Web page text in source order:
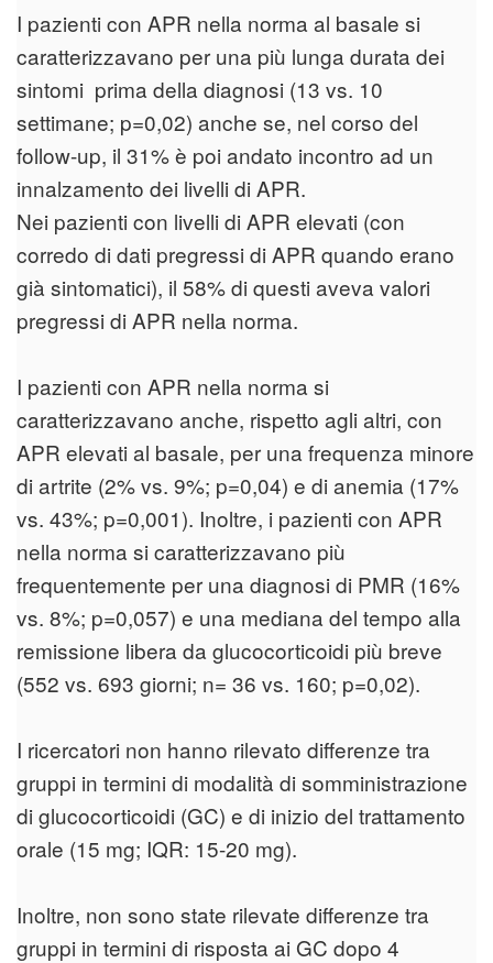
I pazienti con APR nella norma al basale si
caratterizzavano per una più lunga durata dei
sintomi prima della diagnosi (13 vs. 10
settimane; p=0,02) anche se, nel corso del
follow-up, il 31% è poi andato incontro ad un
innalzamento dei livelli di APR.
Nei pazienti con livelli di APR elevati (con
corredo di dati pregressi di APR quando erano
già sintomatici), il 58% di questi aveva valori
pregressi di APR nella norma.
I pazienti con APR nella norma si
caratterizzavano anche, rispetto agli altri, con
APR elevati al basale, per una frequenza minore
di artrite (2% vs. 9%; p=0,04) e di anemia (17%
vs. 43%; p=0,001). Inoltre, i pazienti con APR
nella norma si caratterizzavano più
frequentemente per una diagnosi di PMR (16%
vs. 8%; p=0,057) e una mediana del tempo alla
remissione libera da glucocorticoidi più breve
(552 vs. 693 giorni; n= 36 vs. 160; p=0,02).
I ricercatori non hanno rilevato differenze tra
gruppi in termini di modalità di somministrazione
di glucocorticoidi (GC) e di inizio del trattamento
orale (15 mg; IQR: 15-20 mg).
Inoltre, non sono state rilevate differenze tra
gruppi in termini di risposta ai GC dopo 4